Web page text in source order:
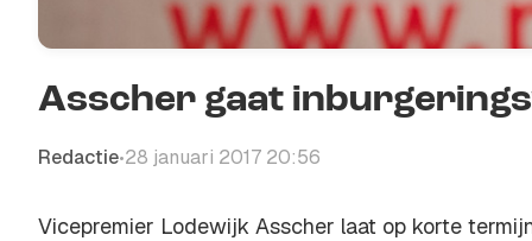
Asscher gaat
Redactie•28 januari 2017 20:56
Vicepremier Lodewijk Asscher laat op korte